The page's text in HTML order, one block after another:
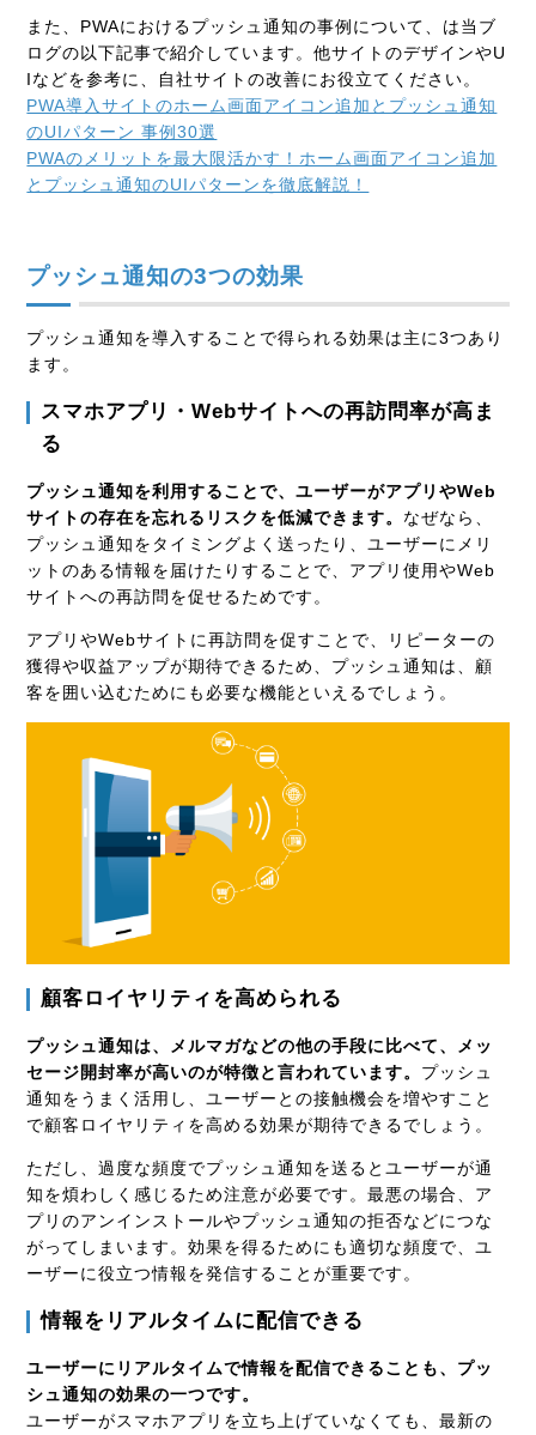
また、PWAにおけるプッシュ通知の事例について、は当ブ
ログの以下記事で紹介しています。他サイトのデザインやU
Iなどを参考に、自社サイトの改善にお役立てください。
PWA導入サイトのホーム画面アイコン追加とプッシュ通知
のUIパターン 事例30選
PWAのメリットを最大限活かす！ホーム画面アイコン追加
とプッシュ通知のUIパターンを徹底解説！
プッシュ通知の3つの効果
プッシュ通知を導入することで得られる効果は主に3つあり
ます。
スマホアプリ・Webサイトへの再訪問率が高ま
る
プッシュ通知を利用することで、ユーザーがアプリやWeb
サイトの存在を忘れるリスクを低減できます。 なぜなら、
プッシュ通知をタイミングよく送ったり、ユーザーにメリ
ットのある情報を届けたりすることで、アプリ使用やWeb
サイトへの再訪問を促せるためです。
アプリやWebサイトに再訪問を促すことで、リピーターの
獲得や収益アップが期待できるため、プッシュ通知は、顧
客を囲い込むためにも必要な機能といえるでしょう。
顧客ロイヤリティを高められる
プッシュ通知は、メルマガなどの他の手段に比べて、メッ
セージ開封率が高いのが特徴と言われています。 プッシュ
通知をうまく活用し、ユーザーとの接触機会を増やすこと
で顧客ロイヤリティを高める効果が期待できるでしょう。
ただし、過度な頻度でプッシュ通知を送るとユーザーが通
知を煩わしく感じるため注意が必要です。最悪の場合、ア
プリのアンインストールやプッシュ通知の拒否などにつな
がってしまいます。効果を得るためにも適切な頻度で、ユ
ーザーに役立つ情報を発信することが重要です。
情報をリアルタイムに配信できる
ユーザーにリアルタイムで情報を配信できることも、プッ
シュ通知の効果の一つです。
ユーザーがスマホアプリを立ち上げていなくても、最新の